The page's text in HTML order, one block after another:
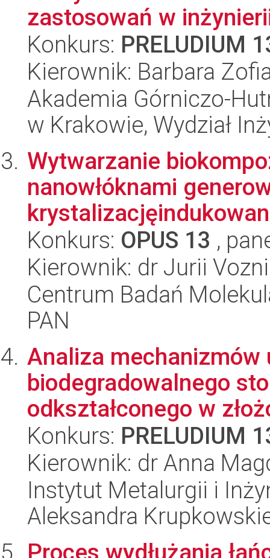
zastosowań w
Konkurs: PRELUDIUM
Kierownik: Barbara
Akademia Górniczo-
w Krakowie, Wydział
Wytwarzanie
nanowłóknami
Konkurs: OPUS 13 ,
Kierownik: dr Jurii
Centrum Badań
PAN
Analiza mechanizmów
biodegradowalnego
odkształconego w
Konkurs: PRELUDIUM
Kierownik: dr Anna
Instytut Metalurgii i
Aleksandra
Proces wydłużania